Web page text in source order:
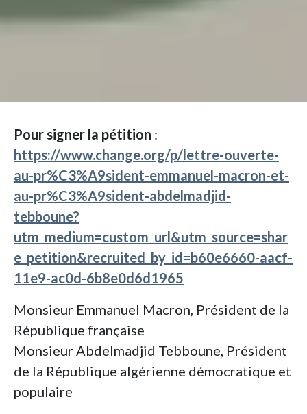
Pour signer la pétition :
https://www.change.org/p/lettre-ouverte-
au-pr%C3%A9sident-emmanuel-macron-et-
au-pr%C3%A9sident-abdelmadjid-
tebboune?
utm_medium=custom_url&utm_source=shar
e_petition&recruited_by_id=b60e6660-aacf-
11e9-ac0d-6b8e0d6d1965
Monsieur Emmanuel Macron, Président de la
République française
Monsieur Abdelmadjid Tebboune, Président
de la République algérienne démocratique et
populaire